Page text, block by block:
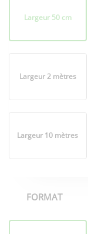
pliéLargeur 50 cm
Largeur 2 mètres
Largeur 10 mètres
Format
FORMAT